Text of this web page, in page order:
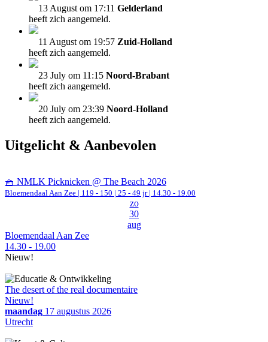
13 August om 17:11 Gelderland
heeft zich aangemeld.
11 August om 19:57 Zuid-Holland
heeft zich aangemeld.
23 July om 11:15 Noord-Brabant
heeft zich aangemeld.
20 July om 23:39 Noord-Holland
heeft zich aangemeld.
Uitgelicht & Aanbevolen
🧺 NMLK Picknicken @ The Beach 2026
Bloemendaal Aan Zee | 119 - 150 | 25 - 49 jr | 14.30 - 19.00
zo
30
aug
Bloemendaal Aan Zee
14.30 - 19.00
Nieuw!
The desert of the real documentaire
Nieuw!
maandag 17 augustus 2026
Utrecht